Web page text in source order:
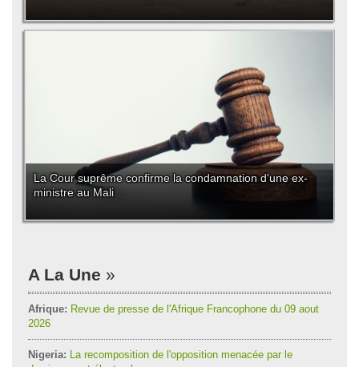
La Cour suprême confirme la condamnation d'une ex-
ministre au Mali
A La Une
Afrique: Revue de presse de l'Afrique Francophone du 09 aout
2026
Nigeria: La recomposition de l'opposition menacée par le